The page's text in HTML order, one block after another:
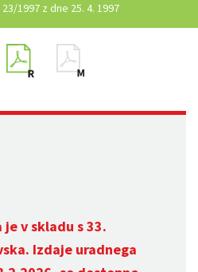
1997 z dne 25. 4. 1997
v skladu s 33.
Izdaje uradnega